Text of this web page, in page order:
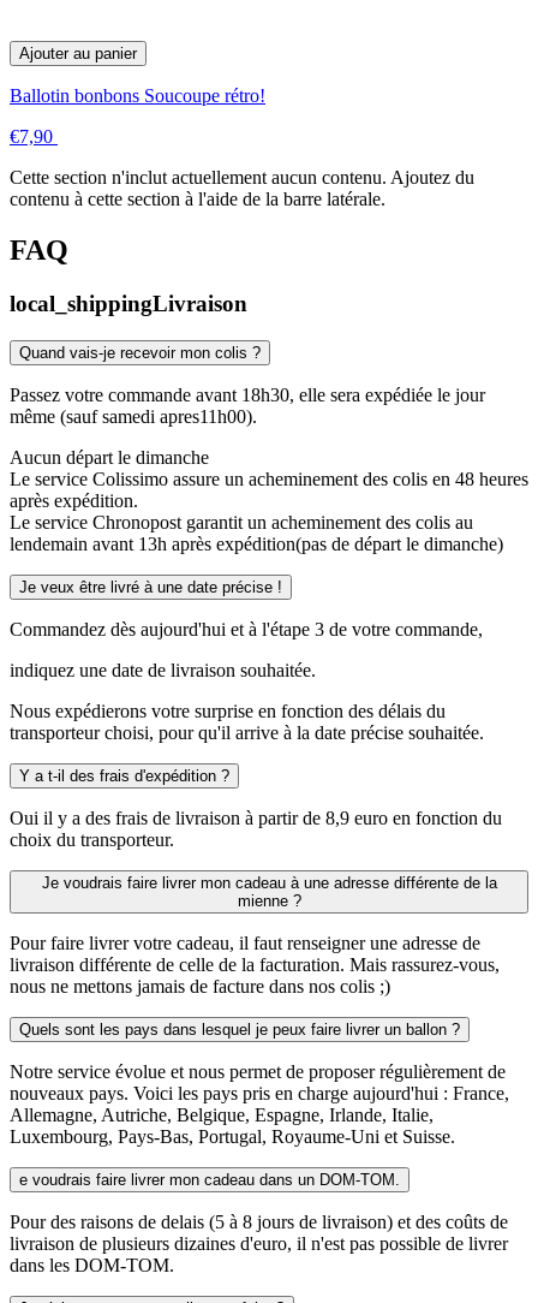
Ajouter au panier
Ballotin bonbons Soucoupe rétro!
€7,90
Cette section n'inclut actuellement aucun contenu. Ajoutez du
contenu à cette section à l'aide de la barre latérale.
FAQ
local_shippingLivraison
Quand vais-je recevoir mon colis ?
Passez votre commande avant 18h30, elle sera expédiée le jour
même (sauf samedi apres11h00).
Aucun départ le dimanche
Le service Colissimo assure un acheminement des colis en 48 heures
après expédition.
Le service Chronopost garantit un acheminement des colis au
lendemain avant 13h après expédition(pas de départ le dimanche)
Je veux être livré à une date précise !
Commandez dès aujourd'hui et à l'étape 3 de votre commande,
indiquez une date de livraison souhaitée.
Nous expédierons votre surprise en fonction des délais du
transporteur choisi, pour qu'il arrive à la date précise souhaitée.
Y a t-il des frais d'expédition ?
Oui il y a des frais de livraison à partir de 8,9 euro en fonction du
choix du transporteur.
Je voudrais faire livrer mon cadeau à une adresse différente de la
mienne ?
Pour faire livrer votre cadeau, il faut renseigner une adresse de
livraison différente de celle de la facturation. Mais rassurez-vous,
nous ne mettons jamais de facture dans nos colis ;)
Quels sont les pays dans lesquel je peux faire livrer un ballon ?
Notre service évolue et nous permet de proposer régulièrement de
nouveaux pays. Voici les pays pris en charge aujourd'hui : France,
Allemagne, Autriche, Belgique, Espagne, Irlande, Italie,
Luxembourg, Pays-Bas, Portugal, Royaume-Uni et Suisse.
e voudrais faire livrer mon cadeau dans un DOM-TOM.
Pour des raisons de delais (5 à 8 jours de livraison) et des coûts de
livraison de plusieurs dizaines d'euro, il n'est pas possible de livrer
dans les DOM-TOM.